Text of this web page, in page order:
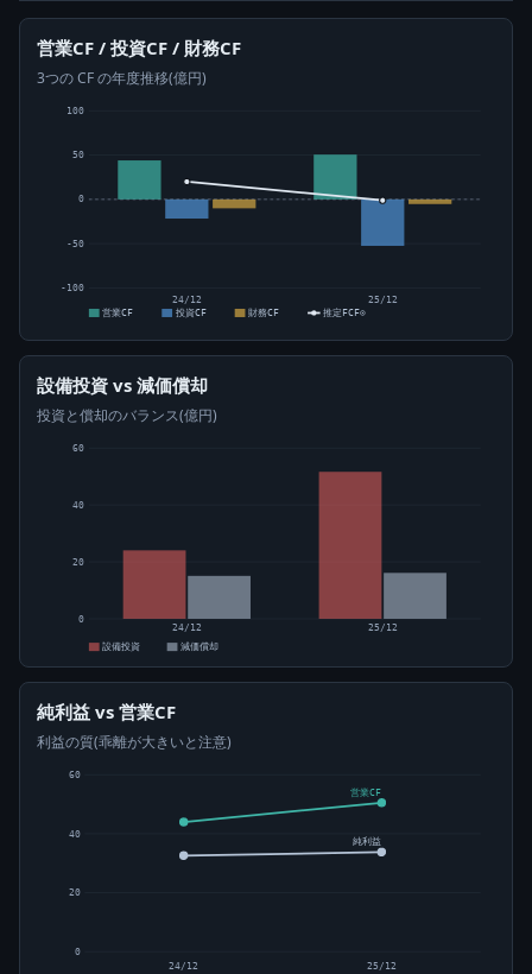
営業CF / 投資CF / 財務CF
3つの CF の年度推移(億円)
-100
-50
0
50
100
24/12
25/12
営業CF
投資CF 財務CF 推定FCF⊙
設備投資 vs 減価償却
投資と償却のバランス(億円)
0
20
40
60
24/12
25/12
設備投資
減価償却
純利益 vs 営業CF
利益の質(乖離が大きいと注意)
0
20
40
60
営業CF
純利益
24/12 25/12